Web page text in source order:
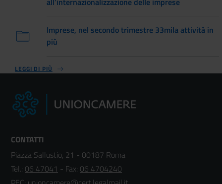
Imprese, nel secondo trimestre 33mila attività in
più
LEGGI DI PIÙ
CONTATTI
Piazza Sallustio, 21 - 00187 Roma
Tel.: 06 47041 - Fax: 06 4704240